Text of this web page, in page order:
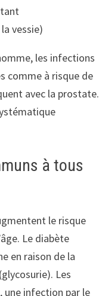
vessie)
les infections
comme à risque de
avec la prostate.
à tous
le risque
Le diabète
en raison de la
Les
une infection par le